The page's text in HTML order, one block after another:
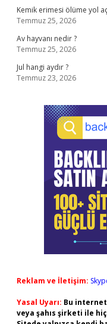
Kemik erimesi ölüme yol
Temmuz 25, 2026
Av hayvanı nedir ?
Temmuz 25, 2026
Jul hangi aydır ?
Temmuz 23, 2026
Reklam ve İletişim:
Yasal Uyarı: Bu
veya şahıs şirketi ile